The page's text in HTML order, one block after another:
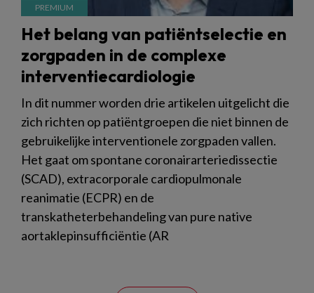
Het belang van patiëntselectie en
zorgpaden in de complexe
interventiecardiologie
In dit nummer worden drie artikelen uitgelicht die
zich richten op patiëntgroepen die niet binnen de
gebruikelijke interventionele zorgpaden vallen.
Het gaat om spontane coronairarteriedissectie
(SCAD), extracorporale cardiopulmonale
reanimatie (ECPR) en de
transkatheterbehandeling van pure native
aortaklepinsufficiëntie (AR